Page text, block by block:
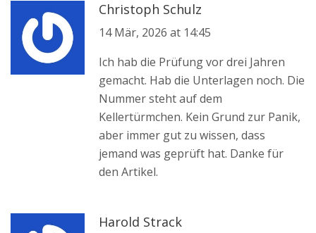
Christoph Schulz
14 Mär, 2026 at 14:45
Ich hab die Prüfung vor drei Jahren
gemacht. Hab die Unterlagen noch. Die
Nummer steht auf dem
Kellertürmchen. Kein Grund zur Panik,
aber immer gut zu wissen, dass
jemand was geprüft hat. Danke für
den Artikel.
Harold Strack